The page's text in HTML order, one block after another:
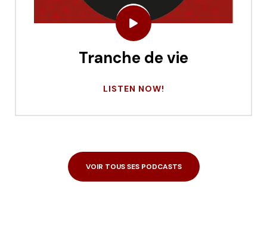
Tranche de vie
LISTEN NOW!
VOIR TOUS SES PODCASTS